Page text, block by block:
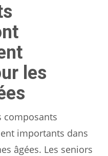
les
composants
importants dans
âgées. Les seniors